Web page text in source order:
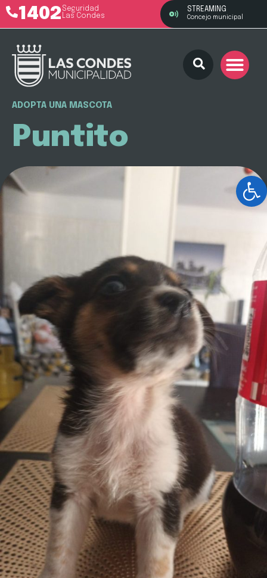
1402 Seguridad
Las Condes
STREAMING
Concejo municipal
ADOPTA UNA MASCOTA
Puntito